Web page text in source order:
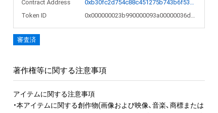
Contract Address
0xb30fc2d754c88c451275b743b6f530f19f643683
Token ID
0x000000023b990000093a00000036d85f
審査済
著作権等に関する注意事項
アイテムに関する注意事項
・本アイテムに関する創作物(画像および映像、音楽、商標または